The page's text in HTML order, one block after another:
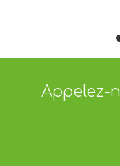
Appelez-